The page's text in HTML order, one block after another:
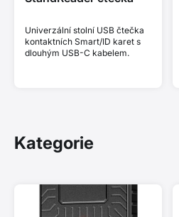
Univerzální stolní USB čtečka
kontaktních Smart/ID karet s
dlouhým USB-C kabelem.
Kategorie